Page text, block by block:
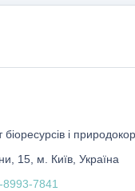
і
15, м. Київ, Україна
7841